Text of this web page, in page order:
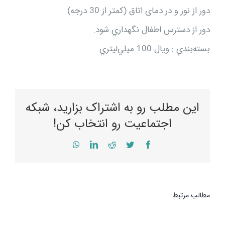
دور از نور و در دمای اتاق (کمتر از 30 درجه)
دور از دسترس اطفال نگهداري شود.
بسته‌بندي‌ : ويال‌ 100 ميلي‌ليتري
این مطلب رو به اشتراک بزارید، شبکه
اجتماعیت رو انتخاب کن!
Facebook
Twitter
Reddit
LinkedIn
WhatsApp
مطالب مرتبط